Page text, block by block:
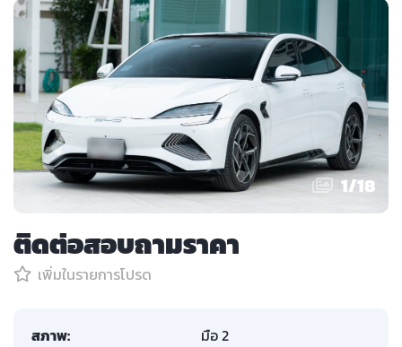
1/18
ติดต่อสอบถามราคา
เพิ่มในรายการโปรด
สภาพ:
มือ 2